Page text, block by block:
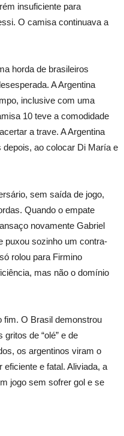
insuficiente para
O camisa continuava a
horda de brasileiros
A Argentina
inclusive com uma
10 teve a comodidade
a trave. A Argentina
ao colocar Di María e
sem saída de jogo,
Quando o empate
novamente Gabriel
puxou sozinho um contra-
rolou para Firmino
mas não o domínio
fim. O Brasil demonstrou
de “olé” e de
os argentinos viram o
e fatal. Aliviada, a
jogo sem sofrer gol e se